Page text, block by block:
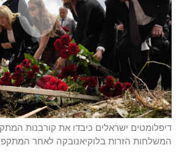
דיפלומטים ישראלים כיבדו את קורבנות
המשלחות הזרות בלוקיאנובקה לאחר